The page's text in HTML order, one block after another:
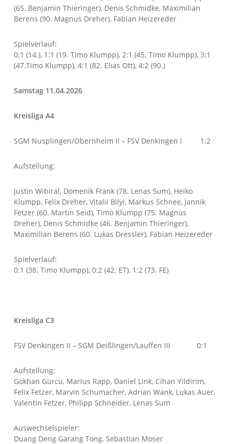
(65. Benjamin Thieringer), Denis Schmidke, Maximilian
Berens (90. Magnus Dreher), Fabian Heizereder
Spielverlauf:
0:1 (14.), 1:1 (19. Timo Klumpp), 2:1 (45. Timo Klumpp), 3:1
(47.Timo Klumpp), 4:1 (82. Elias Ott), 4:2 (90.)
Samstag 11.04.2026
Kreisliga A4
SGM Nusplingen/Obernheim II – FSV Denkingen I 1:2
Aufstellung:
Justin Wibiral, Domenik Frank (78. Lenas Sum), Heiko
Klumpp, Felix Dreher, Vitalii Bilyi, Markus Schnee, Jannik
Fetzer (60. Martin Seid), Timo Klumpp (75. Magnus
Dreher), Denis Schmidke (46. Benjamin Thieringer),
Maximilian Berens (60. Lukas Dressler), Fabian Heizereder
Spielverlauf:
0:1 (38. Timo Klumpp), 0:2 (42. ET), 1:2 (73. FE)
Kreisliga C3
FSV Denkingen II – SGM Deißlingen/Lauffen III 0:1
Aufstellung:
Gökhan Gürcü, Marius Rapp, Daniel Link, Cihan Yildirim,
Felix Fetzer, Marvin Schumacher, Adrian Wank, Lukas Auer,
Valentin Fetzer, Philipp Schneider, Lenas Sum
Auswechselspieler:
Duang Deng Garang Tong, Sebastian Moser